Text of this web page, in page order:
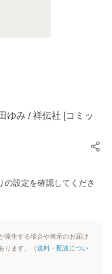
ゆみ / 祥伝社 [コミッ
の設定を確認してくださ
発生する場合や表示のお届け
ります。（送料・配送につい